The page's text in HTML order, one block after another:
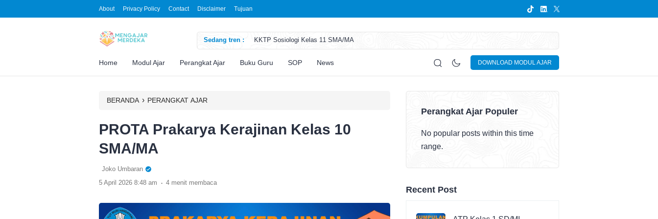
About Privacy Policy Contact Disclaimer Tujuan
Sedang tren :
KKTP Sosiologi Kelas 11 SMA/MA
ATP Seni Rupa Kelas 11 SMA/MA
ATP Sosiologi Kelas 11 SMA/MA
DOWNLOAD MODUL AJAR
Home Modul Ajar Perangkat Ajar Buku Guru SOP News
BERANDA › PERANGKAT AJAR
PROTA Prakarya Kerajinan Kelas 10
SMA/MA
Joko Umbaran
5 April 2026 8:48 am . 4 menit membaca
Perangkat Ajar Populer
No popular posts within this time
range.
Recent Post